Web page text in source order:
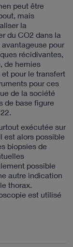
peut être
mais
la
du CO2 dans la
pour
récidivantes,
de hernies
pour le transfert
pour ces
de la société
de base figure
exécutée sur
est alors possible
biopsies de
possible
autre indication
thorax.
est utilisé